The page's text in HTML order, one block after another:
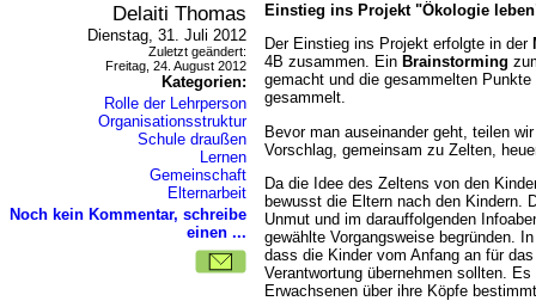
Delaiti Thomas
Dienstag, 31. Juli 2012
Zuletzt geändert:
Freitag, 24. August 2012
Kategorien:
Rolle der Lehrperson
Organisationsstruktur
Schule draußen
Lernen
Gemeinschaft
Elternarbeit
Noch kein Kommentar, schreibe
einen ...
Einstieg ins Projekt "Ökologie
Der Einstieg ins Projekt erfolgte in der
4B zusammen. Ein Brainstorming
gemacht und die gesammelten
gesammelt.
Bevor man auseinander geht, teilen
Vorschlag, gemeinsam zu Zelten,
Da die Idee des Zeltens von den
bewusst die Eltern nach den Kindern.
Unmut und im darauffolgenden
gewählte Vorgangsweise begründen.
dass die Kinder vom Anfang an für
Verantwortung übernehmen sollten.
Erwachsenen über ihre Köpfe